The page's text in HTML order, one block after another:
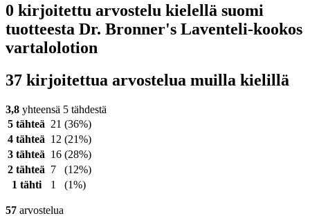
0 kirjoitettu arvostelu kielellä suomi
tuotteesta Dr. Bronner's Laventeli-kookos
vartalolotion
37 kirjoitettua arvostelua muilla kielillä
3,8 yhteensä 5 tähdestä
5 tähteä 21 (36%)
4 tähteä 12 (21%)
3 tähteä 16 (28%)
2 tähteä 7
(12%)
1 tähti
1 (1%)
57 arvostelua